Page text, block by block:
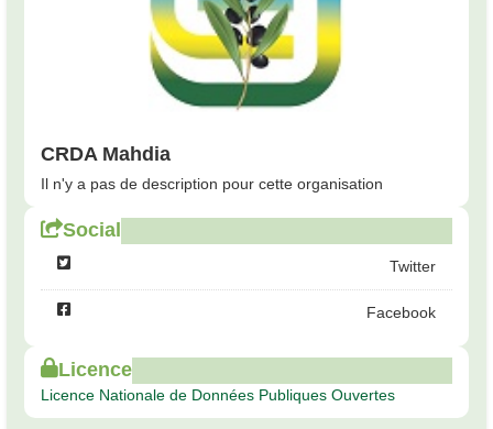
CRDA Mahdia
Il n'y a pas de description pour cette organisation
Social
Twitter
Facebook
Licence
Licence Nationale de Données Publiques Ouvertes